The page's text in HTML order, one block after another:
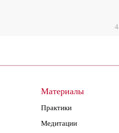
Материалы
Практики
Медитации